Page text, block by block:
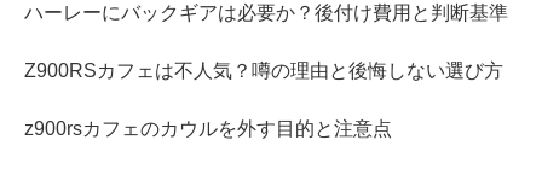
ハーレーにバックギアは必要か？後付け費用と判断基準
Z900RSカフェは不人気？噂の理由と後悔しない選び方
z900rsカフェのカウルを外す目的と注意点